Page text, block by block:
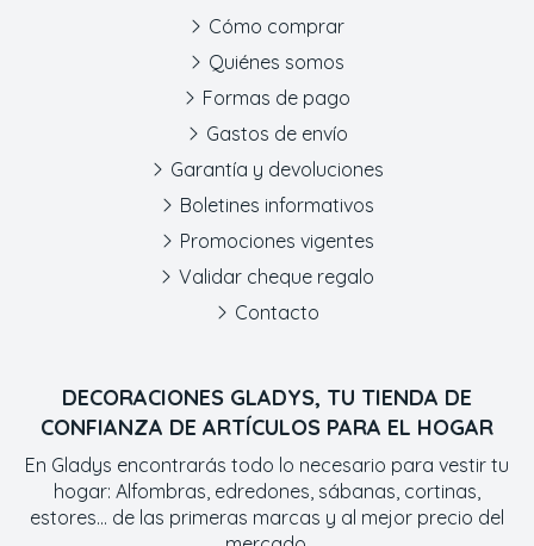
DECORACIONES GLADYS, TU TIENDA DE
CONFIANZA DE ARTÍCULOS PARA EL HOGAR
En Gladys encontrarás todo lo necesario para vestir tu
hogar: Alfombras, edredones, sábanas, cortinas,
estores... de las primeras marcas y al mejor precio del
Cómo comprar
Quiénes somos
Formas de pago
Gastos de envío
Garantía y devoluciones
Boletines informativos
Promociones vigentes
Validar cheque regalo
Contacto